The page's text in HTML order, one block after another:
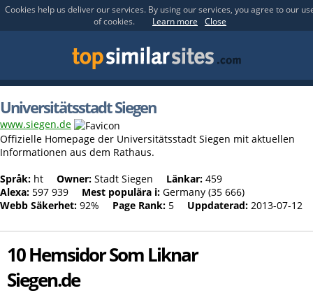
Cookies help us deliver our services. By using our services, you agree to our
of cookies.
Learn more Close
Universitätsstadt Siegen
www.siegen.de
Offizielle Homepage der Universitätsstadt Siegen mit aktuellen
Informationen aus dem Rathaus.
Språk: ht Owner: Stadt Siegen Länkar: 459
Alexa: 597 939 Mest populära i: Germany (35 666)
Webb Säkerhet: 92% Page Rank: 5 Uppdaterad: 2013-07-12
10 Hemsidor Som Liknar
Siegen.de